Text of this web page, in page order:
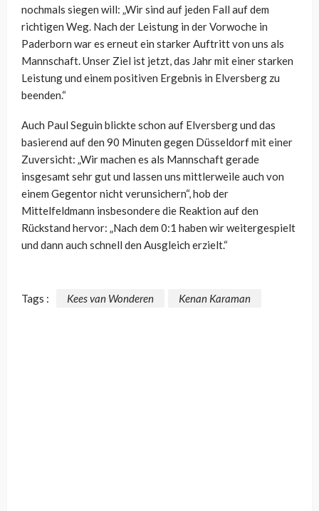
nochmals siegen will: „Wir sind auf jeden Fall auf dem
richtigen Weg. Nach der Leistung in der Vorwoche in
Paderborn war es erneut ein starker Auftritt von uns als
Mannschaft. Unser Ziel ist jetzt, das Jahr mit einer starken
Leistung und einem positiven Ergebnis in Elversberg zu
beenden.“
Auch Paul Seguin blickte schon auf Elversberg und das
basierend auf den 90 Minuten gegen Düsseldorf mit einer
Zuversicht: „Wir machen es als Mannschaft gerade
insgesamt sehr gut und lassen uns mittlerweile auch von
einem Gegentor nicht verunsichern“, hob der
Mittelfeldmann insbesondere die Reaktion auf den
Rückstand hervor: „Nach dem 0:1 haben wir weitergespielt
und dann auch schnell den Ausgleich erzielt.“
Tags : Kees van Wonderen Kenan Karaman